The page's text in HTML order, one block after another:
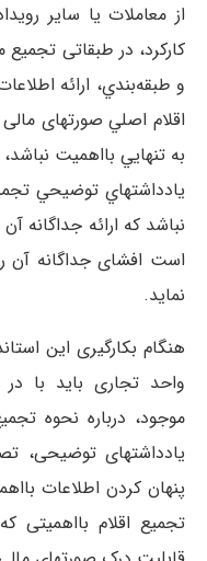
از معاملات یا ساير
کارکرد، در طبقاتی تجمیع
و طبقه‌بندي، ارائه
اقلام اصلي صورتهای
به تنهايي بااهميت نباشد،
يادداشتهاي توضيحي
نباشد که ارائه جداگانه
است افشای جداگانه آن
نماید.
هنگام بکارگیری این
واحد تجاری باید با در
موجود، درباره نحوه
یادداشتهای توضیحی،
پنهان کردن اطلاعات
تجمیع اقلام بااهمیتی